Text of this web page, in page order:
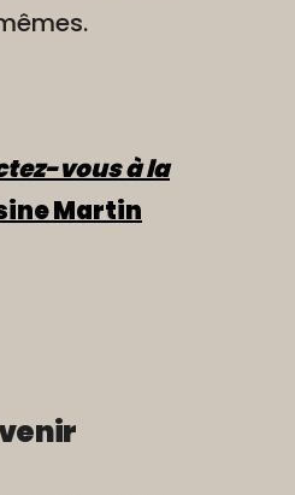
vous à la
Martin